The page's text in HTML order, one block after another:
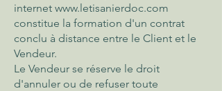
internet www.letisanierdoc.com
constitue la formation d'un contrat
conclu à distance entre le Client et le
Vendeur.
Le Vendeur se réserve le droit
d'annuler ou de refuser toute